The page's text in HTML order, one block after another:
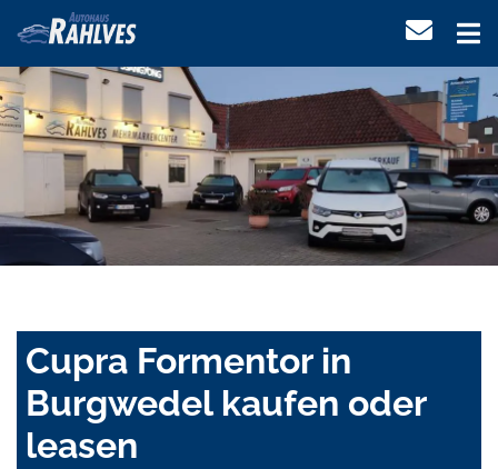
Cupra Formentor in
Burgwedel kaufen oder
leasen